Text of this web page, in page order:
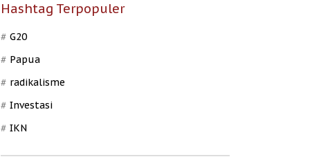
Hashtag Terpopuler
G20
Papua
radikalisme
Investasi
IKN